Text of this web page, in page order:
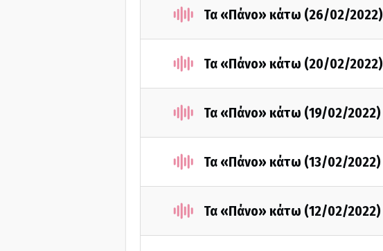
Τα «Πάνο» κάτω (26/02/2022)
Τα «Πάνο» κάτω (20/02/2022)
Τα «Πάνο» κάτω (19/02/2022)
Τα «Πάνο» κάτω (13/02/2022)
Τα «Πάνο» κάτω (12/02/2022)